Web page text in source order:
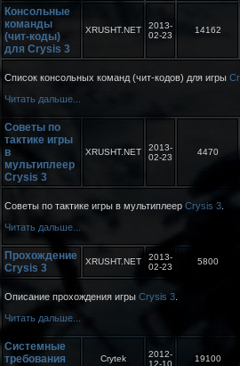
Консольные
команды
(чит-коды)
для Crysis 3
XRUSHT.NET
2013-
02-23
14162
Список консольных команд (чит-кодов) для игры
Читать дальше...
Советы по
тактике игры
в
мультиплеер
Crysis 3
XRUSHT.NET
2013-
02-23
4470
Советы по тактике игры в мультиплеер Crysis 3
Читать дальше...
Прохождение
Crysis 3
XRUSHT.NET
2013-
02-23
5800
Описание прохождения игры Crysis 3
Читать дальше...
Системные
требования
Crytek
2012-
12-10
19100